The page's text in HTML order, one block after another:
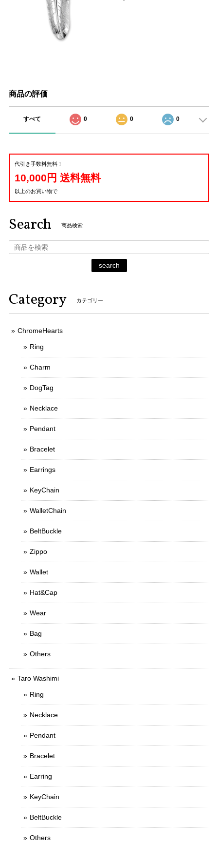
商品の評価
すべて 0 0 0
代引き手数料無料！
10,000円 送料無料
以上のお買い物で
Search 商品検索
search
Category カテゴリー
ChromeHearts
Ring
Charm
DogTag
Necklace
Pendant
Bracelet
Earrings
KeyChain
WalletChain
BeltBuckle
Zippo
Wallet
Hat&Cap
Wear
Bag
Others
Taro Washimi
Ring
Necklace
Pendant
Bracelet
Earring
KeyChain
BeltBuckle
Others